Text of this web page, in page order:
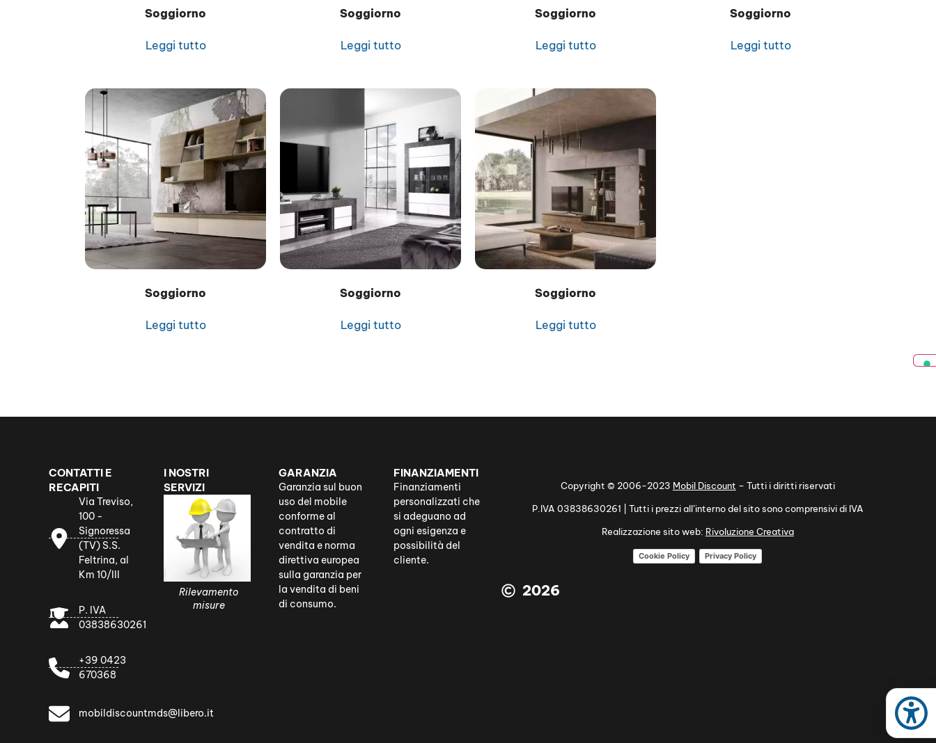
Soggiorno
Leggi tutto
Soggiorno
Leggi tutto
Soggiorno
Leggi tutto
Soggiorno
Leggi tutto
Soggiorno
Leggi tutto
Soggiorno
Leggi tutto
Soggiorno
Leggi tutto
CONTATTI E
RECAPITI
Via Treviso,
100 -
Signoressa
(TV) S.S.
Feltrina, al
Km 10/III
P. IVA
03838630261
+39 0423
670368
mobildiscountmds@libero.it
I NOSTRI
SERVIZI
dell'usato
vendita
Rilevamento
misure
Pronta Consegna Rinnovo Cucine e
Trasporto e
GARANZIA
Garanzia sul buon
uso del mobile
conforme al
contratto di
vendita e norma
direttiva europea
sulla garanzia per
la vendita di beni
di consumo.
FINANZIAMENTI
Finanziamenti
personalizzati che
si adeguano ad
ogni esigenza e
possibilità del
cliente.
Copyright © 2006-2023 Mobil Discount – Tutti i diritti riservati
P.IVA 03838630261 | Tutti i prezzi all’interno del sito sono comprensivi di IVA
Realizzazione sito web: Rivoluzione Creativa
Cookie Policy Privacy Policy
2026